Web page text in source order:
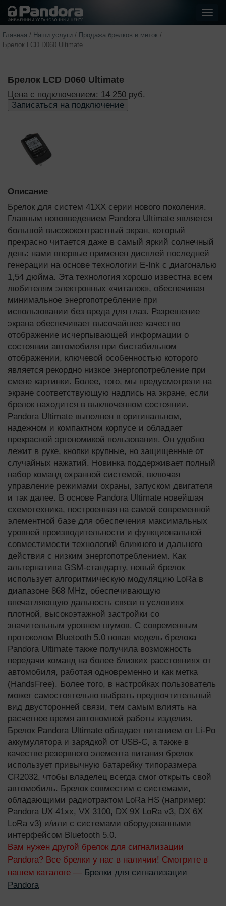
Главная / Наши услуги / Продажа брелков и меток /
Брелок LCD D060 Ultimate
Брелок LCD D060 Ultimate
Цена с подключением: 14 250 руб.
Записаться на подключение
Описание
Брелок для систем 41ХХ серии нового поколения.
Главным нововведением Pandora Ultimate является
большой высококонтрастный экран, который
прекрасно читается даже в самый яркий солнечный
день: нами впервые применен дисплей последней
генерации на основе технологии E-Ink с диагональю
1,54 дюйма. Эта технология хорошо известна всем
любителям электронных «читалок», обеспечивая
минимальное энергопотребление при
использовании без вреда для глаз. Разрешение
экрана обеспечивает высочайшее качество
отображение исчерпывающей информации о
состоянии автомобиля при бистабильном
отображении, ключевой особенностью которого
является рекордно низкое энергопотребление при
смене картинки. Более, того, мы предусмотрели на
экране соответствующую надпись на экране, если
брелок находится в выключенном состоянии.
Pandora Ultimate выполнен в оригинальном,
надежном и компактном корпусе и обладает
прекрасной эргономикой пользования. Он удобно
лежит в руке, кнопки крупные, но защищенные от
случайных нажатий. Новинка поддерживает полный
набор команд охранной системой, включая
управление режимами охраны, запуском двигателя
и так далее. В основе Pandora Ultimate новейшая
схемотехника, построенная на самой современной
элементной базе для обеспечения максимальных
уровней производительности и функциональной
совместимости технологий ближнего и дальнего
действия с низким энергопотреблением. Как
альтернатива GSM-стандарту, новый брелок
использует алгоритмическую модуляцию LoRa в
диапазоне 868 MHz, обеспечивающую
впечатляющую дальность связи в условиях
плотной, высокоэтажной застройки со
значительным уровнем шумов. С современным
протоколом Bluetooth 5.0 новая модель брелока
Pandora Ultimate также получила возможность
передачи команд на более близких расстояниях от
автомобиля, работая одновременно и как метка
(HandsFree). Более того, в настройках пользователь
может самостоятельно выбрать предпочтительный
вид двусторонней связи, тем самым влиять на
расчетное время автономной работы изделия.
Брелок Pandora Ultimate обладает питанием от Li-Po
аккумулятора и зарядкой от USB-С, а также в
качестве резервного элемента питания брелок
использует привычную батарейку типоразмера
CR2032, чтобы владелец всегда смог открыть свой
автомобиль. Брелок совместим с системами,
обладающими радиотрактом LoRa HS (например:
Pandora UX 41xx, VX 3100, DX 9X LoRa v3, DX 6X
LoRa v3) и/или с системами оборудованными
интерфейсом Bluetooth 5.0.
Вам нужен другой брелок для сигнализации
Pandora? Все брелки у нас в наличии! Смотрите в
нашем каталоге — Брелки для сигнализации
Pandora